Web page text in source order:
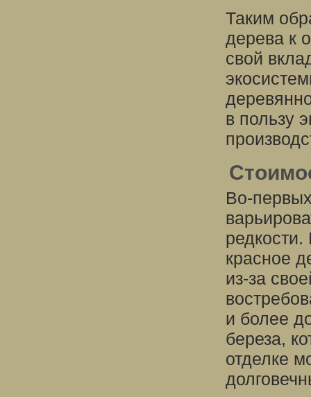
Таким
дерева к
свой
в пользу
Во-
красное
из-за
и более
береза,
отделке